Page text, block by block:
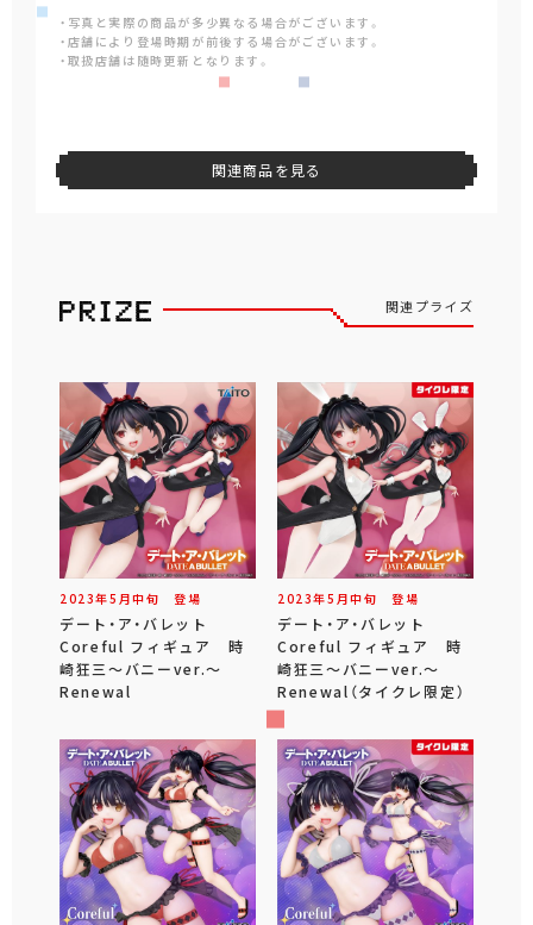
・写真と実際の商品が多少異なる場合がございます。
・店舗により登場時期が前後する場合がございます。
・取扱店舗は随時更新となります。
関連商品を見る
関連プライズ
2023年5 月中旬 登場
デート・ア・バレット
Coreful フィギュア 時
崎狂三～バニーver.～
Renewal
2023年5 月中旬 登場
デート・ア・バレット
Coreful フィギュア 時
崎狂三～バニーver.～
Renewal（タイクレ限定）